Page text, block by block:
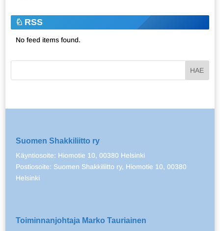
RSS
No feed items found.
Suomen Shakkiliitto ry
Käyntiosoite: Hiomotie 10, 00380 Helsinki
Postiosoite: Suomen Shakkiliitto ry, Hiomotie 10, 00380
Helsinki
Toiminnanjohtaja Marko Tauriainen